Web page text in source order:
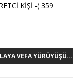
KİŞİ -( 359
VEFA YÜRÜYÜŞÜ...